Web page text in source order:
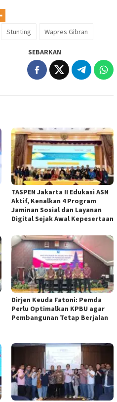
Stunting Wapres Gibran
SEBARKAN
TASPEN Jakarta II Edukasi ASN
Aktif, Kenalkan 4 Program
Jaminan Sosial dan Layanan
Digital Sejak Awal Kepesertaan
Dirjen Keuda Fatoni: Pemda
Perlu Optimalkan KPBU agar
Pembangunan Tetap Berjalan